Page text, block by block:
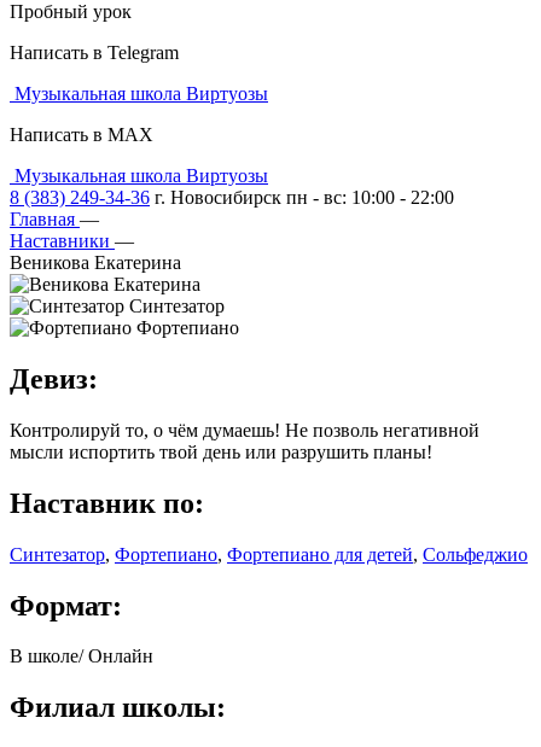
Пробный урок
Написать в Telegram
Музыкальная школа Виртуозы
Написать в MAX
Музыкальная школа Виртуозы
8 (383) 249-34-36 г. Новосибирск пн - вс: 10:00 - 22:00
Главная —
Наставники —
Веникова Екатерина
Синтезатор
Фортепиано
Девиз:
Контролируй то, о чём думаешь! Не позволь негативной
мысли испортить твой день или разрушить планы!
Наставник по:
Синтезатор, Фортепиано, Фортепиано для детей, Сольфеджио
Формат:
В школе/Онлайн
Филиал школы: